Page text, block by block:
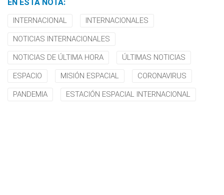
EN ESTA NOTA:
INTERNACIONAL INTERNACIONALES
NOTICIAS INTERNACIONALES
NOTICIAS DE ÚLTIMA HORA ÚLTIMAS NOTICIAS
ESPACIO MISIÓN ESPACIAL CORONAVIRUS
PANDEMIA ESTACIÓN ESPACIAL INTERNACIONAL